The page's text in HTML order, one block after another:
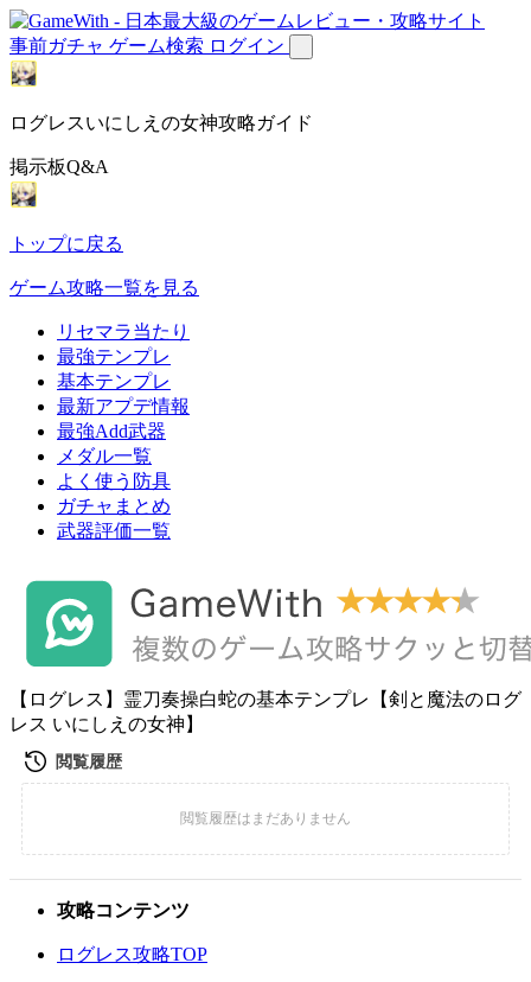
事前ガチャ ゲーム検索 ログイン
ログレスいにしえの女神攻略ガイド
掲示板Q&A
トップに戻る
ゲーム攻略一覧を見る
リセマラ当たり
最強テンプレ
基本テンプレ
最新アプデ情報
最強Add武器
メダル一覧
よく使う防具
ガチャまとめ
武器評価一覧
【ログレス】霊刀奏操白蛇の基本テンプレ【剣と魔法のログ
レス いにしえの女神】
攻略コンテンツ
ログレス攻略TOP